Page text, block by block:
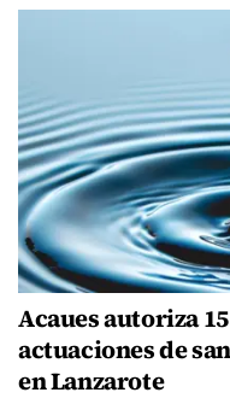
Acaues autoriza
actuaciones de
en Lanzarote